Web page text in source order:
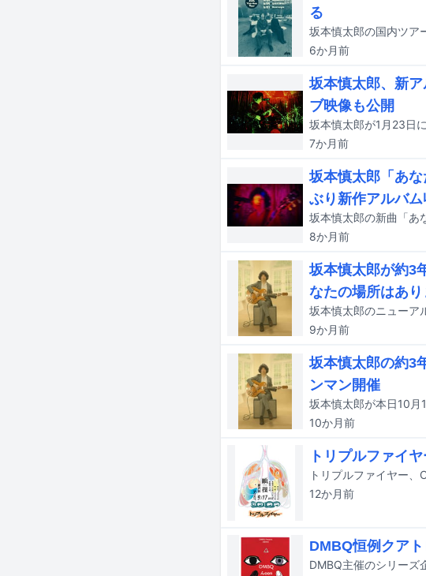
る
6か月前
坂本慎太郎、新
ブ映像も公開
7か月前
坂本慎太郎「あ
ぶり新作アルバム
坂本慎太郎の新曲「あ
8か月前
坂本慎太郎が約3
なたの場所はあ
坂本慎太郎のニューア
9か月前
坂本慎太郎の約3
ンマン開催
坂本慎太郎が本日10月
10か月前
トリプルファイ
12か月前
DMBQ恒例クア
DMBQ主催のシリーズ